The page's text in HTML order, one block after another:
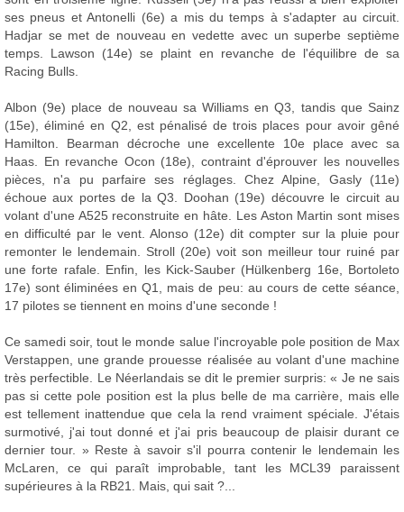
ses pneus et Antonelli (6e) a mis du temps à s'adapter au circuit.
Hadjar se met de nouveau en vedette avec un superbe septième
temps. Lawson (14e) se plaint en revanche de l'équilibre de sa
Racing Bulls.
Albon (9e) place de nouveau sa Williams en Q3, tandis que Sainz
(15e), éliminé en Q2, est pénalisé de trois places pour avoir gêné
Hamilton. Bearman décroche une excellente 10e place avec sa
Haas. En revanche Ocon (18e), contraint d'éprouver les nouvelles
pièces, n'a pu parfaire ses réglages. Chez Alpine, Gasly (11e)
échoue aux portes de la Q3. Doohan (19e) découvre le circuit au
volant d'une A525 reconstruite en hâte. Les Aston Martin sont mises
en difficulté par le vent. Alonso (12e) dit compter sur la pluie pour
remonter le lendemain. Stroll (20e) voit son meilleur tour ruiné par
une forte rafale. Enfin, les Kick-Sauber (Hülkenberg 16e, Bortoleto
17e) sont éliminées en Q1, mais de peu: au cours de cette séance,
17 pilotes se tiennent en moins d'une seconde !
Ce samedi soir, tout le monde salue l'incroyable pole position de Max
Verstappen, une grande prouesse réalisée au volant d'une machine
très perfectible. Le Néerlandais se dit le premier surpris: « Je ne sais
pas si cette pole position est la plus belle de ma carrière, mais elle
est tellement inattendue que cela la rend vraiment spéciale. J'étais
surmotivé, j'ai tout donné et j'ai pris beaucoup de plaisir durant ce
dernier tour. » Reste à savoir s'il pourra contenir le lendemain les
McLaren, ce qui paraît improbable, tant les MCL39 paraissent
supérieures à la RB21. Mais, qui sait ?...